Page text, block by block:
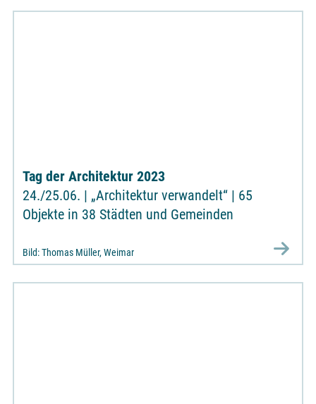
Tag der Architektur 2023
24./25.06. | „Architektur verwandelt“ | 65
Objekte in 38 Städten und Gemeinden
Bild: Thomas Müller, Weimar